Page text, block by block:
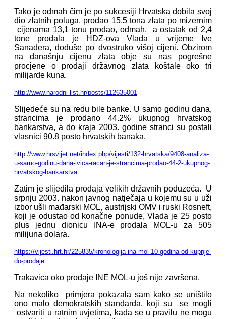
Tako je odmah čim je po sukcesiji Hrvatska dobila svoj
dio zlatnih poluga, prodao 15,5 tona zlata po mizernim
cijenama 13,1 tonu prodao, odmah, a ostatak od 2,4
tone prodala je HDZ-ova Vlada u vrijeme Ive
Sanadera, doduše po dvostruko višoj cijeni. Obzirom
na današnju cijenu zlata obje su nas pogrešne
procjene o prodaji državnog zlata koštale oko tri
milijarde kuna.
http://www.narodni-list.hr/posts/112635001
Slijedeće su na redu bile banke. U samo godinu dana,
strancima je prodano 44.2% ukupnog hrvatskog
bankarstva, a do kraja 2003. godine stranci su postali
vlasnici 90.8 posto hrvatskih banaka.
http://www.hrsvijet.net/index.php/vijesti/132-hrvatska/9408-analiza-
u-samo-godinu-dana-ivica-racan-je-strancima-prodao-44-2-ukupnog-
hrvatskog-bankarstva
Zatim je slijedila prodaja velikih državnih poduzeća. U
srpnju 2003. nakon javnog natječaja u kojemu su u uži
izbor ušli mađarski MOL, austrijski OMV i ruski Rosneft,
koji je odustao od konačne ponude, Vlada je 25 posto
plus jednu dionicu INA-e prodala MOL-u za 505
milijuna dolara.
https://vijesti.hrt.hr/225835/kronologija-ina-mol-10-godina-od-kupnje-
do-prodaje
Trakavica oko prodaje INE MOL-u još nije završena.
Na nekoliko primjera pokazala sam kako se uništilo
ono malo demokratskih standarda, koji su se mogli
ostvariti u ratnim uvjetima, kada se u pravilu ne mogu